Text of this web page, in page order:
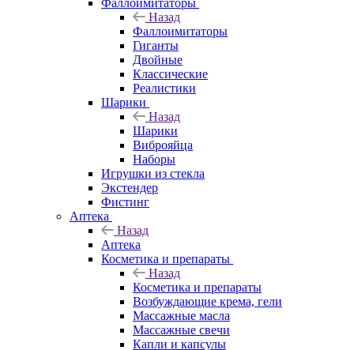
Фаллоимитаторы
Назад
Фаллоимитаторы
Гиганты
Двойные
Классические
Реалистики
Шарики
Назад
Шарики
Виброяйца
Наборы
Игрушки из стекла
Экстендер
Фистинг
Аптека
Назад
Аптека
Косметика и препараты
Назад
Косметика и препараты
Возбуждающие крема, гели
Массажные масла
Массажные свечи
Капли и капсулы